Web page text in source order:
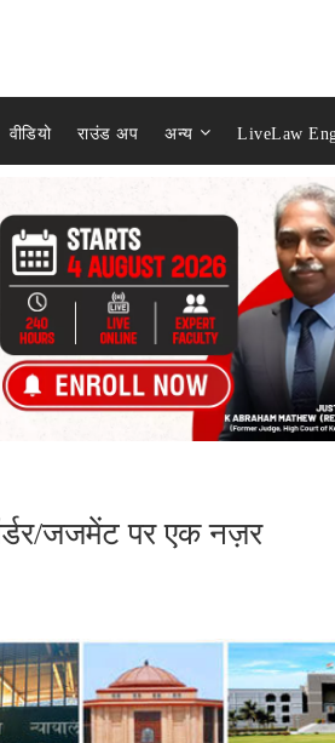
वीडियो राउंड अप अन्य LiveLaw
जजमेंट पर एक नज़र